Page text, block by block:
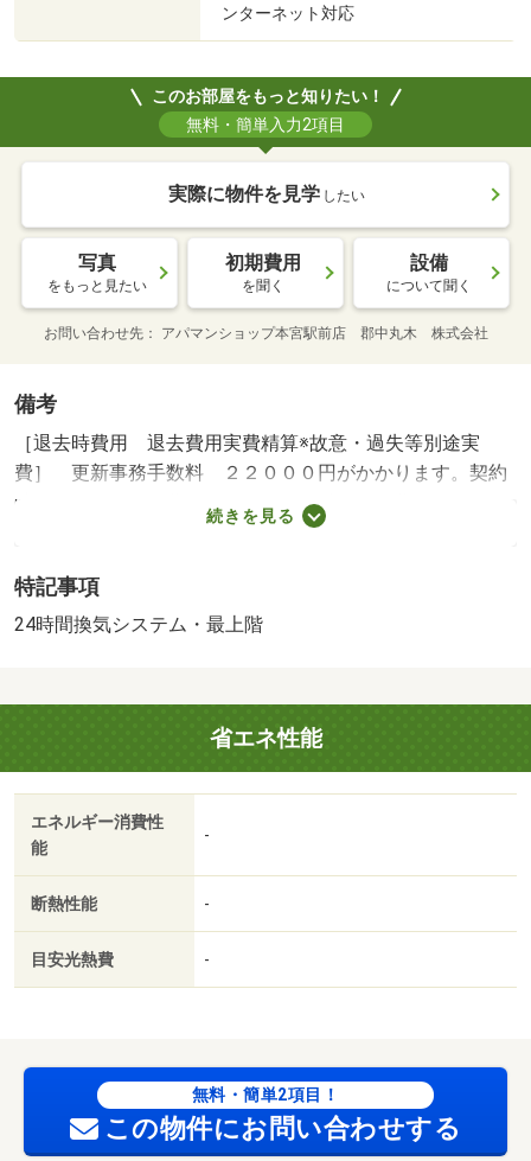
ンターネット対応
このお部屋をもっと知りたい！
無料・簡単入力2項目
実際に物件を見学 したい
写真
をもっと見たい
初期費用
を聞く
設備
について聞く
お問い合わせ先 アパマンショップ本宮駅前店 郡中丸木 株式会社
備考
［退去時費用 退去費用実費精算※故意・過失等別途実
費］ 更新事務手数料 ２２０００円がかかります。契約
時にクリーニング費７００００円、鍵セット費３３００円
（税込）が必要となります。貸主インボイス登録あり Ｎ
委託料：２．２万／月額保証委託料：賃料総額の２．２％
又は５．５％ ※ペット可は２．５万／２．５％）・維持
せはお電話が便利です⇒０２４３－３３－１７３０・バイ
ク置場：なし・駐輪場：有/クリーニング費 70000円
続きを見る
特記事項
24時間換気システム・最上階
省エネ性能
エネルギー消費性
能
-
断熱性能 -
目安光熱費 -
無料・簡単2項目！
この物件にお問い合わせする